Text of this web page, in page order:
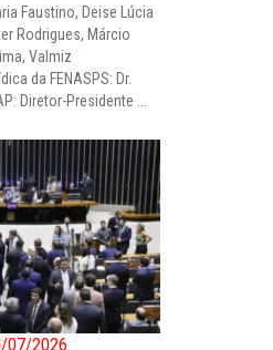
Faustino, Deise Lúcia
Rodrigues, Márcio
Valmiz
da FENASPS: Dr.
Diretor-Presidente ...
07/2026